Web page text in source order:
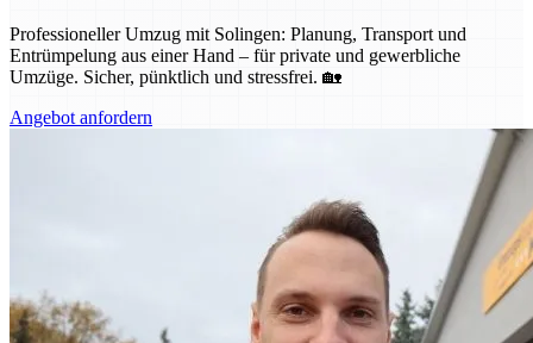
Professioneller Umzug mit Solingen: Planung, Transport und
Entrümpelung aus einer Hand – für private und gewerbliche
Umzüge. Sicher, pünktlich und stressfrei. 🏡
Angebot anfordern